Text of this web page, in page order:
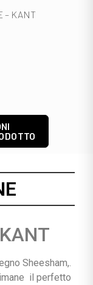
– KANT
Sheesham,.
il perfetto